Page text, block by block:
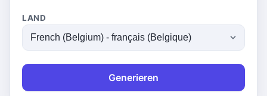
LAND
Generieren